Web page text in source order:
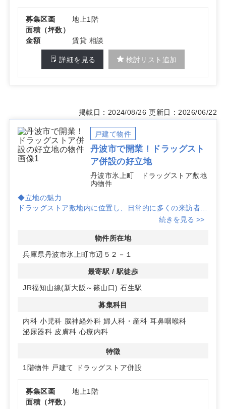
募集区画
地上1階
面積（坪数）
金額
賃貸 相談
詳細を見る 検討リスト追加
掲載日：2024/08/26 更新日：2026/06/22
戸建て物件
丹波市で開業！ドラッグスト
ア併設の好立地
丹波市氷上町 ドラッグストア敷地
内物件
◆立地の魅力
ドラッグストア敷地内に位置し、日常的に多くの来訪者が
見込まれるため、クリニック開業に最適な集患力を持って
お好きな建築プランを自由に組み立てることができるた
め、理想のクリニックを実現することが可能です。
◆充実の駐車場
時に大変便利です。詳細はお問い合わせください。
続きを見る >>
物件所在地
兵庫県丹波市氷上町市辺５２－１
最寄駅 / 駅徒歩
JR福知山線(新大阪～篠山口) 石生駅
募集科目
内科 小児科 脳神経外科 婦人科・産科 耳鼻咽喉科
泌尿器科 皮膚科 心療内科
特徴
1階物件 戸建て ドラッグストア併設
募集区画
地上1階
面積（坪数）